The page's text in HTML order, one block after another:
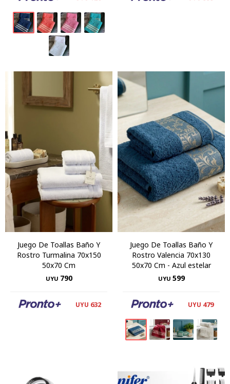
Juego De Toallas Baño Y
Rostro Turmalina 70x150
50x70 Cm
UYU 790
UYU 632
Juego De Toallas Baño Y
Rostro Valencia 70x130
50x70 Cm - Azul estelar
UYU 599
UYU 479